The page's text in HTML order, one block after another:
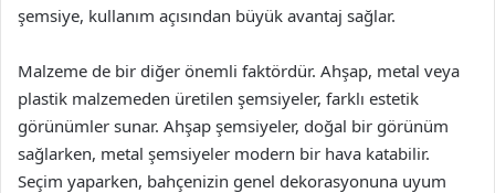
şemsiye, kullanım açısından büyük avantaj sağlar.
Malzeme de bir diğer önemli faktördür. Ahşap, metal veya
plastik malzemeden üretilen şemsiyeler, farklı estetik
görünümler sunar. Ahşap şemsiyeler, doğal bir görünüm
sağlarken, metal şemsiyeler modern bir hava katabilir.
Seçim yaparken, bahçenizin genel dekorasyonuna uyum